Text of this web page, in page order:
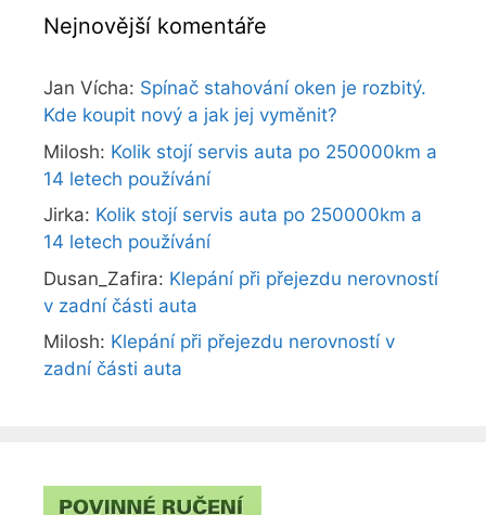
Nejnovější komentáře
Jan Vícha: Spínač stahování oken je rozbitý.
Kde koupit nový a jak jej vyměnit?
Milosh: Kolik stojí servis auta po 250000km a
14 letech používání
Jirka: Kolik stojí servis auta po 250000km a
14 letech používání
Dusan_Zafira: Klepání při přejezdu nerovností
v zadní části auta
Milosh: Klepání při přejezdu nerovností v
zadní části auta